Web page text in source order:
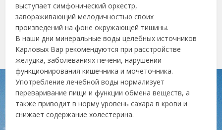
выступает симфонический оркестр,
завораживающий мелодичностью своих
произведений на фоне окружающей тишины.
В наши дни минеральные воды целебных источников
Карловых Вар рекомендуются при расстройстве
желудка, заболеваниях печени, нарушении
функционирования кишечника и мочеточника.
Употребление лечебной воды нормализует
переваривание пищи и функции обмена веществ, а
также приводит в норму уровень сахара в крови и
снижает содержание холестерина.